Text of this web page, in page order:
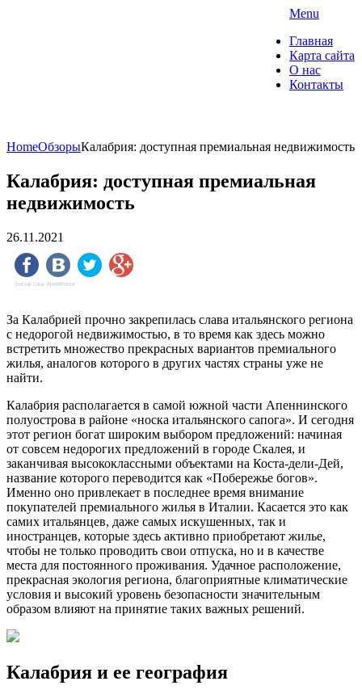
Menu
Главная
Карта сайта
О нас
Контакты
HomeОбзорыКалабрия: доступная премиальная недвижимость
Калабрия: доступная премиальная
недвижимость
26.11.2021
Social Like WordPress
За Калабрией прочно закрепилась слава итальянского региона
с недорогой недвижимостью, в то время как здесь можно
встретить множество прекрасных вариантов премиального
жилья, аналогов которого в других частях страны уже не
найти.
Калабрия располагается в самой южной части Апеннинского
полуострова в районе «носка итальянского сапога». И сегодня
этот регион богат широким выбором предложений: начиная
от совсем недорогих предложений в городе Скалея, и
заканчивая высококлассными объектами на Коста-дели-Дей,
название которого переводится как «Побережье богов».
Именно оно привлекает в последнее время внимание
покупателей премиального жилья в Италии. Касается это как
самих итальянцев, даже самых искушенных, так и
иностранцев, которые здесь активно приобретают жилье,
чтобы не только проводить свои отпуска, но и в качестве
места для постоянного проживания. Удачное расположение,
прекрасная экология региона, благоприятные климатические
условия и высокий уровень безопасности значительным
образом влияют на принятие таких важных решений.
Калабрия и ее география